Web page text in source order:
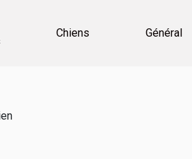
Chiens Général